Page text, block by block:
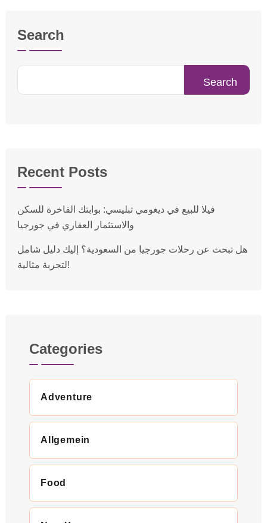
Search
Search
Recent Posts
فيلا للبيع في ديغومي تبليسي: بوابتك الفاخرة للسكن
والاستثمار العقاري في جورجيا
هل تبحث عن رحلات جورجيا من السعودية؟ إليك دليل شامل
لتجربة مثالية!
Categories
Adventure
Allgemein
Food